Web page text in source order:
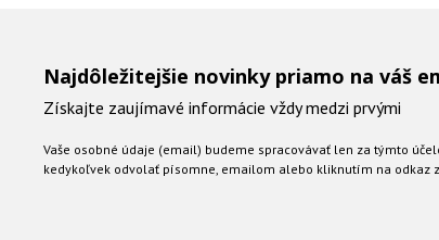
Najdôležitejšie novinky priamo na váš
Získajte zaujímavé informácie vždy medzi prvými
Vaše osobné údaje (email) budeme spracovávať len za týmto
kedykoľvek odvolať písomne, emailom alebo kliknutím na odkaz